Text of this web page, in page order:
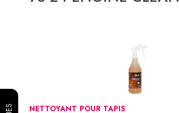
NETTOYANT POUR TAPIS